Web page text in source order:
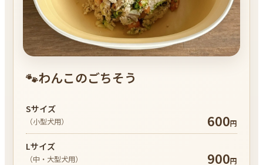
🐾わんこのごちそう
Sサイズ
（小型犬用） 600円
Lサイズ
（中・大型犬用） 900円